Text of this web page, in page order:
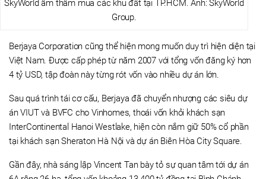
SkyWorld âm thầm mua các khu đất tại TP.HCM. Ảnh: SkyWorld
Group.
Berjaya Corporation cũng thể hiện mong muốn duy trì hiện diện tại
Việt Nam. Được cấp phép từ năm 2007 với tổng vốn đăng ký hơn
4 tỷ USD, tập đoàn này từng rót vốn vào nhiều dự án lớn.
Sau quá trình tái cơ cấu, Berjaya đã chuyển nhượng các siêu dự
án VIUT và BVFC cho Vinhomes, thoái vốn khỏi khách sạn
InterContinental Hanoi Westlake, hiện còn nắm giữ 50% cổ phần
tại khách sạn Sheraton Hà Nội và dự án Biên Hòa City Square.
Gần đây, nhà sáng lập Vincent Tan bày tỏ sự quan tâm tới dự án